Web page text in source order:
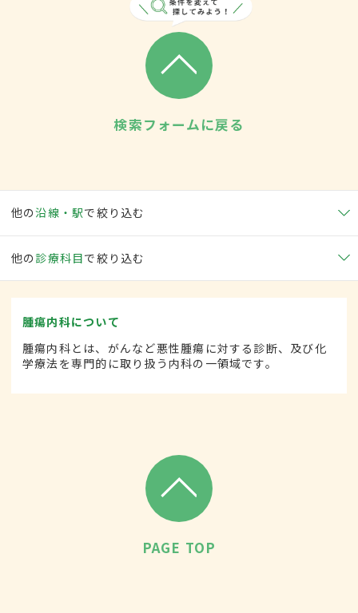
検索フォームに戻る
他の沿線・駅で絞り込む
他の 診療科目で絞り込む
腫瘍内科について
腫瘍内科とは、がんなど悪性腫瘍に対する診断、及び化
学療法を専門的に取り扱う内科の一領域です。
PAGE TOP